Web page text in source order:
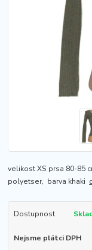
velikost XS prsa 80-85
polyetser, barva khaki
Dostupnost
Nejsme plátci DPH